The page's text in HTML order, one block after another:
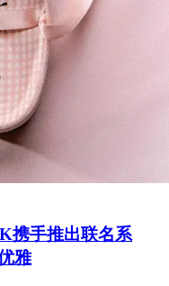
携手推出联名系
雅